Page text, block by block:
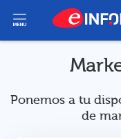
Ponemos a tu
de